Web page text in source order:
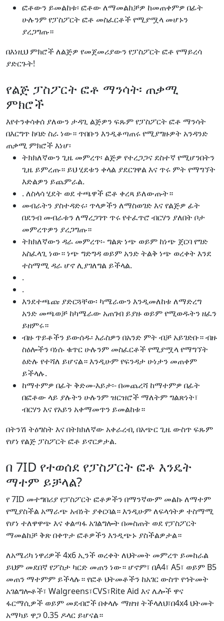
ፎቶውን ይመልከቱ፡ ፎቶው ለማመልከቻዎ ከመጠቀምዎ በፊት
ሁሉንም የፓስፖርት ፎቶ መስፈርቶች የሚያሟላ መሆኑን
ያረጋግጡ።
በእነዚህ ምክሮች ለልጅዎ የመጀመሪያውን የፓስፖርት ፎቶ የማይረሳ
ያድርጉት!
የልጅ ፓስፖርት ፎቶ ማንሳት፡ ጠቃሚ
ምክሮች
እየተንቀሳቀሰ ያለውን ታዳጊ ልጅዎን ፍጹም የፓስፖርት ፎቶ ማንሳት
በእርግጥ ከባድ ስራ ነው። ጥበቡን እንዲቆጣጠሩ የሚያግዙዎት አንዳንድ
ጠቃሚ ምክሮች እነሆ፡
ትክክለኛውን ጊዜ መምረጥ፡ ልጅዎ የተረጋጋና ደስተኛ የሚሆንበትን
ጊዜ ይምረጡ። ይህ ሂደቱን ቀላል ያደርገዋል እና ጥሩ ምት የማግኘት
እድልዎን ይጨምራል.
. ለስላሳ ሂደት ወደ ተጫዋች ፎቶ ቀረጻ ይለውጡት።
መብራትን ያስተዳድሩ፡ ጥላዎችን ለማስወገድ እና የልጅዎ ፊት
በደንብ መብራቱን ለማረጋገጥ ጥሩ የተፈጥሮ ብርሃን ያለበት ቦታ
መምረጥዎን ያረጋግጡ።
ትክክለኛውን ዳራ መምረጥ፡- ግልጽ ነጭ ወይም ከነጭ ጀርባ የግድ
አስፈላጊ ነው። ነጭ ግድግዳ ወይም አንድ ትልቅ ነጭ ወረቀት እንደ
ተስማሚ ዳራ ሆኖ ሊያገለግል ይችላል.
.
.
እንደተጫጩ ያድርጓቸው፡ ካሜራውን እንዲመለከቱ ለማድረግ
አንድ መጫወቻ ከካሜራው አጠገብ ይያዙ ወይም የሚወዱትን ዘፈን
ይዘምሩ።
ብዙ ጥይቶችን ይውሰዱ፡ እራስዎን በአንድ ምት ብቻ አይገድቡ። ብዙ
ስዕሎችን ባነሱ ቁጥር ሁሉንም መስፈርቶች የሚያሟላ የማግኘት
ዕድሉ የተሻለ ይሆናል። እንዲሁም የፍንዳታ ሁነታን መጠቀም
ይችላሉ.
ከማተምዎ በፊት ቅድመ-እይታ፡- በመጨረሻ ከማተምዎ በፊት
በፎቶው ላይ ያሉትን ሁሉንም ዝርዝሮች ማለትም ግልጽነት፣
ብርሃን እና የአይን አቀማመጥን ይመልከቱ።
በትንሽ ትዕግስት እና በትክክለኛው አቀራረብ, በአጭር ጊዜ ውስጥ ፍጹም
የሆነ የልጅ ፓስፖርት ፎቶ ይኖርዎታል.
በ 7ID የተወሰደ የፓስፖርት ፎቶ እንዴት
ማተም ይቻላል?
የ 7ID መተግበሪያ የፓስፖርት ፎቶዎችን በማንኛውም መልኩ ለማተም
የሚያስችል አማራጭ አብነት ያቀርባል። እንዲሁም ለፍላጎትዎ ተስማሚ
የሆነ ተለዋዋጭ እና ቀልጣፋ አገልግሎት በመስጠት ወደ የፓስፖርት
ማመልከቻ ቅጽ በቀጥታ ፎቶዎችን እንዲጭኑ ያስችልዎታል።
ለአሜሪካ ነዋሪዎች 4x6 ኢንች ወረቀት ለህትመት መምረጥ ይመከራል
ይህም መደበኛ የፖስታ ካርድ መጠን ነው። ሆኖም፣ በA4፣ A5፣ ወይም B5
መጠን ማተምም ይችላሉ። የፎቶ ህትመቶችን ከአገር ውስጥ የኅትመት
አገልግሎቶች፣ Walgreens፣CVS፣Rite Aid እና ሌሎች ዋና
ፋርማሲዎች ወይም መደብሮች በቀላሉ ማዘዝ ትችላለህ፣በ4x4 ህትመት
አማካይ ዋጋ 0.35 ዶላር ይሆናል።